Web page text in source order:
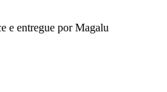
e entregue por Magalu